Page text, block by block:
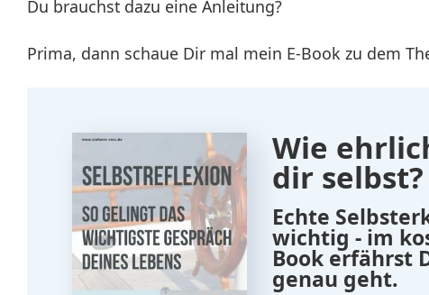
Du brauchst dazu eine Anleitung?
Prima, dann schaue Dir mal mein E-Book zu dem
Wie
dir selbst?
Echte
wichtig - im
Book erfährst
genau geht.